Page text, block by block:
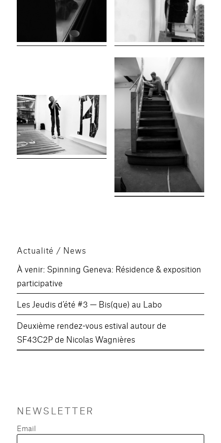
Actualité / News
À venir: Spinning Geneva: Résidence & exposition
participative
Les Jeudis d’été #3 — Bis(que) au Labo
Deuxième rendez-vous estival autour de
SF43C2P de Nicolas Wagnières
NEWSLETTER
Email